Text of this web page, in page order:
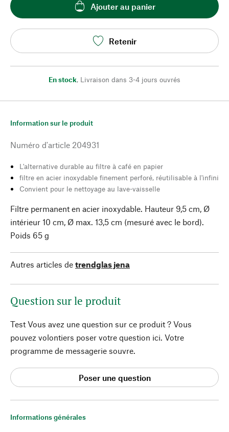
Ajouter au panier
Retenir
En stock, Livraison dans 3-4 jours ouvrés
Informations générales
Information sur le produit
Numéro d'article 204931
L'alternative durable au filtre à café en papier
filtre en acier inoxydable finement perforé, réutilisable à l'infini
Convient pour le nettoyage au lave-vaisselle
Filtre permanent en acier inoxydable. Hauteur 9,5 cm, Ø
intérieur 10 cm, Ø max. 13,5 cm (mesuré avec le bord).
Poids 65 g
Autres articles de trendglas jena
Question sur le produit
Test Vous avez une question sur ce produit ? Vous
pouvez volontiers poser votre question ici. Votre
programme de messagerie souvre.
Poser une question